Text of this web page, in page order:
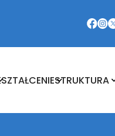
STRUKTURA